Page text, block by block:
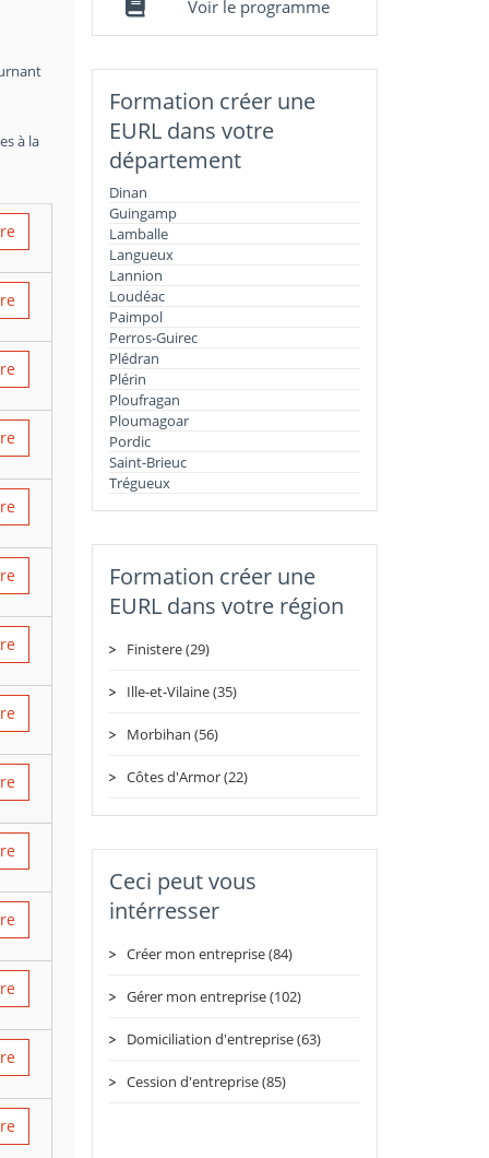
à la
Voir le programme
Formation créer une
EURL dans votre
département
Dinan
Guingamp
Lamballe
Langueux
Lannion
Loudéac
Paimpol
Perros-Guirec
Plédran
Plérin
Ploufragan
Ploumagoar
Pordic
Saint-Brieuc
Trégueux
Formation créer une
EURL dans votre région
Finistere (29)
Ille-et-Vilaine (35)
Morbihan (56)
Côtes d'Armor (22)
Ceci peut vous
intérresser
Créer mon entreprise (84)
Gérer mon entreprise (102)
Domiciliation d'entreprise (63)
Cession d'entreprise (85)